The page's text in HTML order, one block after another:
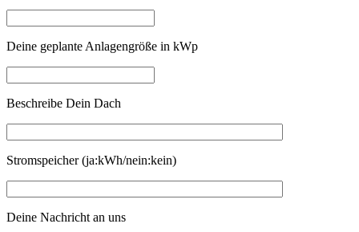
Deine geplante Anlagengröße in kWp
Beschreibe Dein Dach
Stromspeicher (ja:kWh/nein:kein)
Deine Nachricht an uns